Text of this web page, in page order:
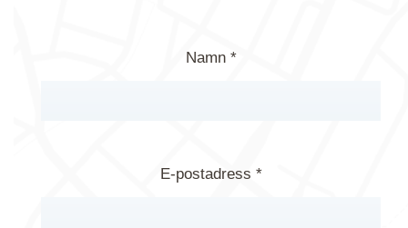
Namn *
E-postadress *